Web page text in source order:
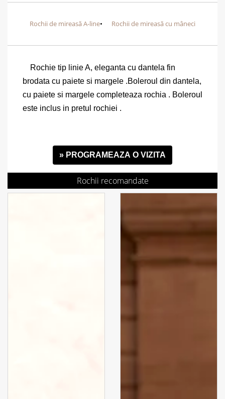
Rochii de mireasă A-line Rochii de mireasă cu mâneci
Rochie tip linie A, eleganta cu dantela fin
brodata cu paiete si margele .Boleroul din dantela,
cu paiete si margele completeaza rochia . Boleroul
este inclus in pretul rochiei .
» PROGRAMEAZA O VIZITA
Rochii recomandate